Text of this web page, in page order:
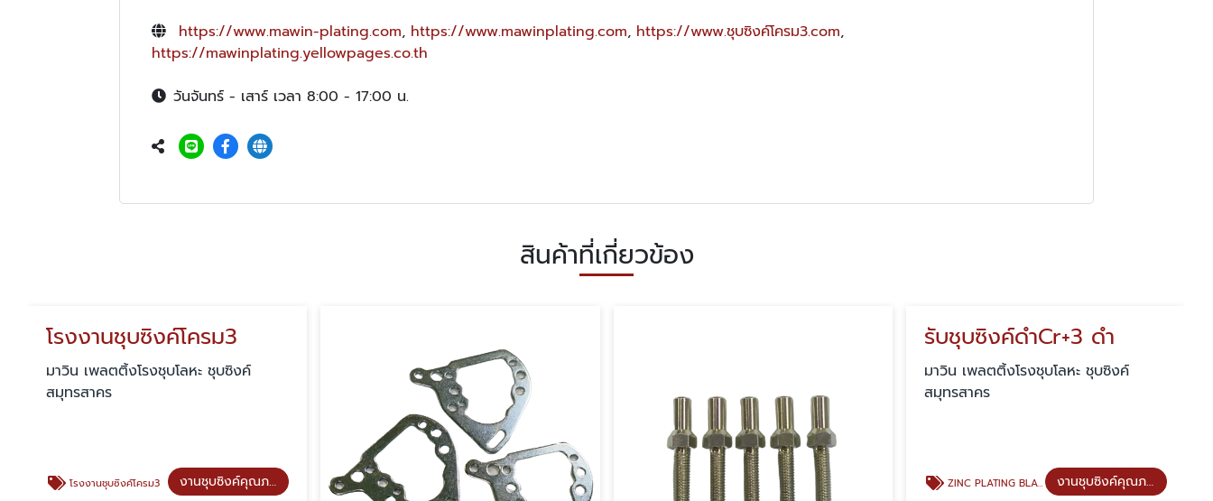
https://www.mawin-plating.com, https://www.mawinplating.com, https://www.ชุบซิงค์โครม3.com,
https://mawinplating.yellowpages.co.th
วันจันทร์ - เสาร์ เวลา 8:00 - 17:00 น.
สินค้าที่เกี่ยวข้อง
โรงงานชุบซิงค์โครม3
มาวิน เพลตติ้งโรงชุบโลหะ ชุบซิงค์
สมุทรสาคร
โรงงานชุบซิงค์โครม3 งานชุบซิงค์คุณภาพ
รับชุบซิงค์ดำCr+3 ดำ
มาวิน เพลตติ้งโรงชุบโลหะ ชุบซิงค์
สมุทรสาคร
ZINC PLATING BLACK (ชุบซิงค์สีดำ) งานชุบซิงค์คุณภาพ